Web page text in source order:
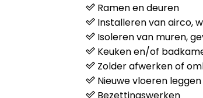
Ramen en deuren
Installeren van airco,
Isoleren van muren,
Keuken en/of
Zolder afwerken of
Nieuwe vloeren leggen
Bezettingswerken